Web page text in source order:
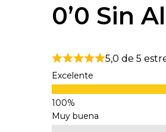
0’0 Sin
5,0 de 5
Excelente
Muy buena